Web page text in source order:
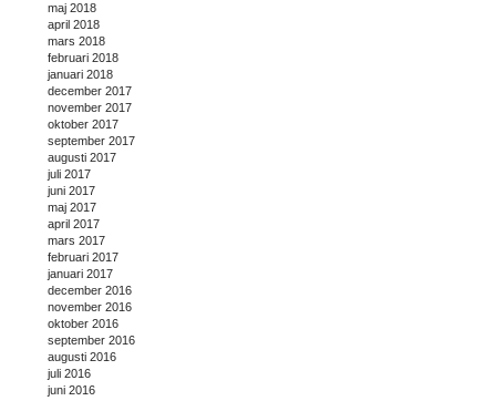
maj 2018
april 2018
mars 2018
februari 2018
januari 2018
december 2017
november 2017
oktober 2017
september 2017
augusti 2017
juli 2017
juni 2017
maj 2017
april 2017
mars 2017
februari 2017
januari 2017
december 2016
november 2016
oktober 2016
september 2016
augusti 2016
juli 2016
juni 2016